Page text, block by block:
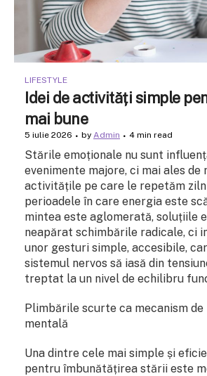
LIFESTYLE
Idei de activități simple
mai bune
5 iulie 2026 by Admin 4 min read
Stările emoționale nu sunt
evenimente majore, ci mai ales de
activitățile pe care le repetăm
perioadele în care energia este
mintea este aglomerată, soluțiile
neapărat schimbările radicale, ci
unor gesturi simple, accesibile,
sistemul nervos să iasă din
treptat la un nivel de echilibru
Plimbările scurte ca mecanism
mentală
Una dintre cele mai simple și
pentru îmbunătățirea stării este